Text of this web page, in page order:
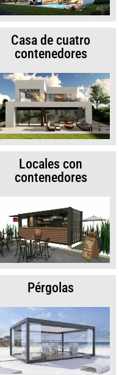
Casa de cuatro
contenedores
Locales con
contenedores
Pérgolas